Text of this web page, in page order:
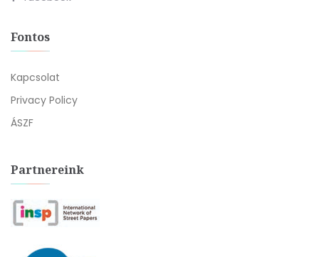
Fontos
Kapcsolat
Privacy Policy
ÁSZF
Partnereink